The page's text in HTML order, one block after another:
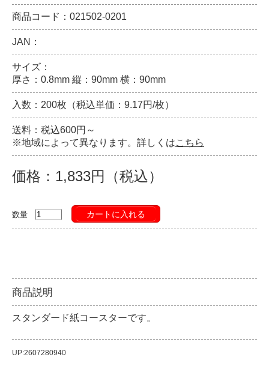
商品コード：021502-0201
JAN：
サイズ：
厚さ：0.8mm 縦：90mm 横：90mm
入数：200枚（税込単価：9.17円/枚）
送料：税込600円～
※地域によって異なります。詳しくはこちら
価格：1,833円（税込）
数量 カートに入れる
商品説明
スタンダード紙コースターです。
UP:2607280940